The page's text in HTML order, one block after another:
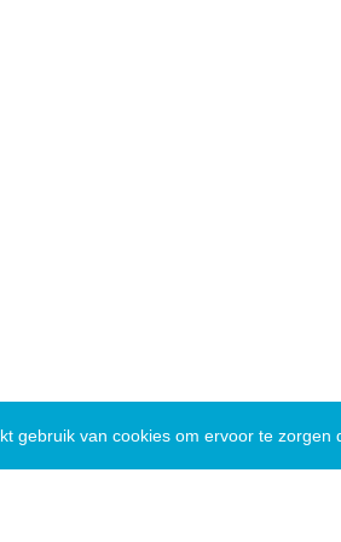
gebruik van cookies om ervoor te zorgen